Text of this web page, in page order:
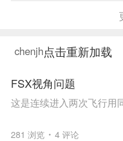
飞币怎么赚？请勿灌水
教你安装FSFX
[教程]FSX-
置顶 SweetX经验分享
置顶 关于免费头瞄
chenjh点击重新加载
FSX视角问题
281 浏览 4 评论